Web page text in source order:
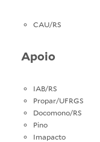
CAU/RS
Apoio
IAB/RS
Propar/UFRGS
Docomono/RS
Pino
Imapacto